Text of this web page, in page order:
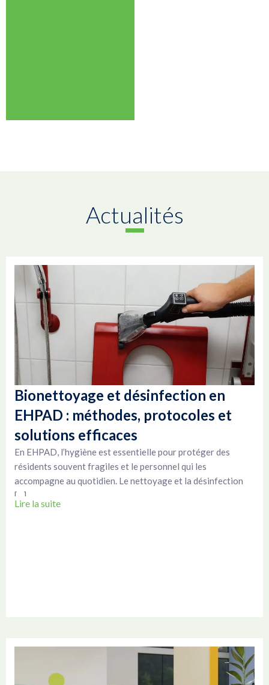
Actualités
Bionettoyage et désinfection en
EHPAD : méthodes, protocoles et
solutions efficaces
En EHPAD, l’hygiène est essentielle pour protéger des
résidents souvent fragiles et le personnel qui les
accompagne au quotidien. Le nettoyage et la désinfection
[…]
Lire la suite